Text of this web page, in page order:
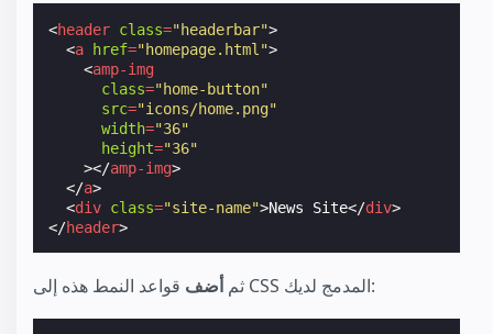
<header class="headerbar">
<a href="homepage.html">
<amp-img
class="home-button"
src="icons/home.png"
width="36"
height="36"
></amp-img>
</a>
<div class="site-name">News Site</div>
</header>
ثمأضف قواعد النمط هذه إلى CSS المدمج لديك: